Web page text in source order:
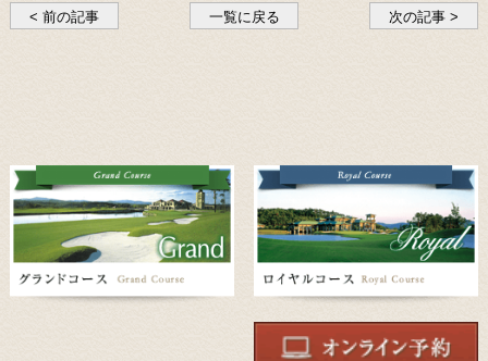
< 前の記事 一覧に戻る 次の記事 >